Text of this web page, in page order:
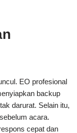
EO profesional
backup
darurat. Selain itu,
acara.
cepat dan